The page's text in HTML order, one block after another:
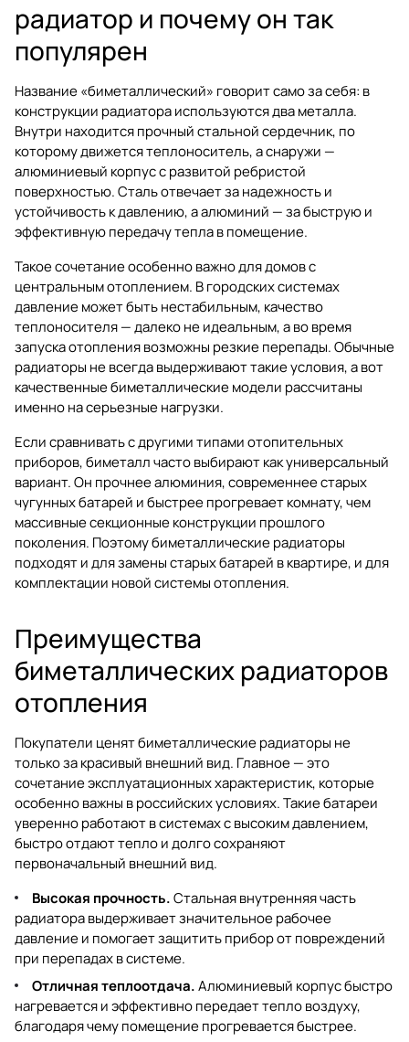
радиатор и почему он так
популярен
Название «биметаллический» говорит само за себя: в
конструкции радиатора используются два металла.
Внутри находится прочный стальной сердечник, по
которому движется теплоноситель, а снаружи —
алюминиевый корпус с развитой ребристой
поверхностью. Сталь отвечает за надежность и
устойчивость к давлению, а алюминий — за быструю и
эффективную передачу тепла в помещение.
Такое сочетание особенно важно для домов с
центральным отоплением. В городских системах
давление может быть нестабильным, качество
теплоносителя — далеко не идеальным, а во время
запуска отопления возможны резкие перепады. Обычные
радиаторы не всегда выдерживают такие условия, а вот
качественные биметаллические модели рассчитаны
именно на серьезные нагрузки.
Если сравнивать с другими типами отопительных
приборов, биметалл часто выбирают как универсальный
вариант. Он прочнее алюминия, современнее старых
чугунных батарей и быстрее прогревает комнату, чем
массивные секционные конструкции прошлого
поколения. Поэтому биметаллические радиаторы
подходят и для замены старых батарей в квартире, и для
комплектации новой системы отопления.
Преимущества
биметаллических радиаторов
отопления
Покупатели ценят биметаллические радиаторы не
только за красивый внешний вид. Главное — это
сочетание эксплуатационных характеристик, которые
особенно важны в российских условиях. Такие батареи
уверенно работают в системах с высоким давлением,
быстро отдают тепло и долго сохраняют
первоначальный внешний вид.
Высокая прочность.Стальная внутренняя часть
радиатора выдерживает значительное рабочее
давление и помогает защитить прибор от повреждений
при перепадах в системе.
Отличная теплоотдача.Алюминиевый корпус быстро
нагревается и эффективно передает тепло воздуху,
благодаря чему помещение прогревается быстрее.